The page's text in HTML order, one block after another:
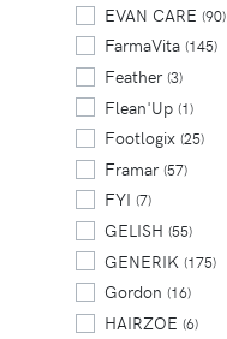
EVAN CARE (90)
FarmaVita (145)
Feather(3)
Flean'Up (1)
Footlogix (25)
Framar(57)
FYI (7)
GELISH (55)
GENERIK (175)
Gordon (16)
HAIRZOE (6)